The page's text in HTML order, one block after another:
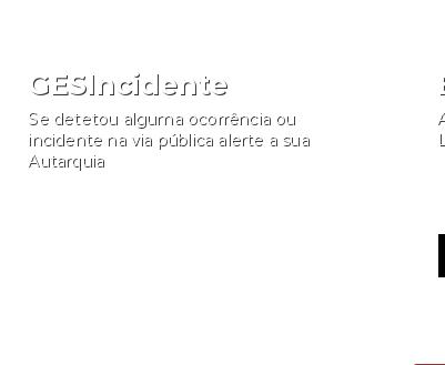
GESIncidente
Se detetou alguma ocorrência ou
incidente na via pública alerte a sua
Autarquia